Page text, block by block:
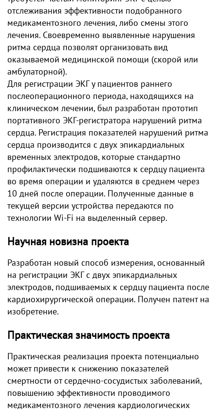
отслеживания эффективности подобранного
медикаментозного лечения, либо смены этого
лечения. Своевременно выявленные нарушения
ритма сердца позволят организовать вид
оказываемой медицинской помощи (скорой или
амбулаторной).
Для регистрации ЭКГ у пациентов раннего
послеоперационного периода, находящихся на
клиническом лечении, был разработан прототип
портативного ЭКГ-регистратора нарушений ритма
сердца. Регистрация показателей нарушений ритма
сердца производится с двух эпикардиальных
временных электродов, которые стандартно
профилактически подшиваются к сердцу пациента
во время операции и удаляются в среднем через
10 дней после операции. Полученные данные в
текущей версии устройства передаются по
технологии Wi-Fi на выделенный сервер.
Научная новизна проекта
Разработан новый способ измерения, основанный
на регистрации ЭКГ с двух эпикардиальных
электродов, подшиваемых к сердцу пациента после
кардиохирургической операции. Получен патент на
изобретение.
Практическая значимость проекта
Практическая реализация проекта потенциально
может привести к снижению показателей
смертности от сердечно-сосудистых заболеваний,
повышению эффективности проводимого
медикаментозного лечения кардиологических